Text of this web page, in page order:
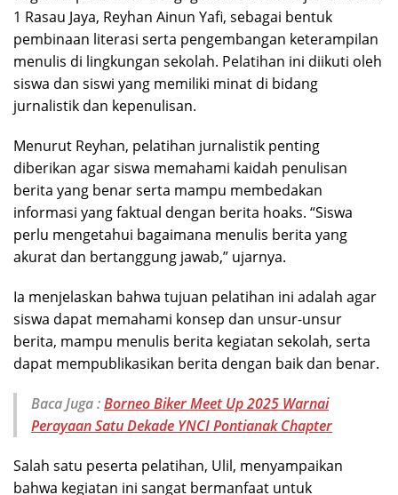
1 Rasau Jaya, Reyhan Ainun Yafi, sebagai bentuk
pembinaan literasi serta pengembangan keterampilan
menulis di lingkungan sekolah. Pelatihan ini diikuti oleh
siswa dan siswi yang memiliki minat di bidang
jurnalistik dan kepenulisan.
Menurut Reyhan, pelatihan jurnalistik penting
diberikan agar siswa memahami kaidah penulisan
berita yang benar serta mampu membedakan
informasi yang faktual dengan berita hoaks. “Siswa
perlu mengetahui bagaimana menulis berita yang
akurat dan bertanggung jawab,” ujarnya.
Ia menjelaskan bahwa tujuan pelatihan ini adalah agar
siswa dapat memahami konsep dan unsur-unsur
berita, mampu menulis berita kegiatan sekolah, serta
dapat mempublikasikan berita dengan baik dan benar.
Baca Juga :Borneo Biker Meet Up 2025 Warnai
Perayaan Satu Dekade YNCI Pontianak Chapter
Salah satu peserta pelatihan, Ulil, menyampaikan
bahwa kegiatan ini sangat bermanfaat untuk